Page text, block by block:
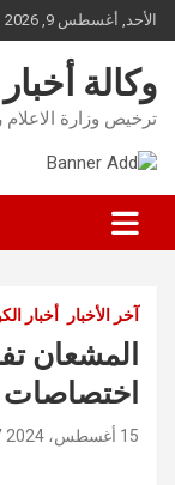
Skip
to
content
الأحد, أغسطس 9, 2026
وكالة
ترخيص وزارة الاعلام رقم «2019/332»
آخر الأخبار أخبار
اختصاصات
15 أغسطس، 2024